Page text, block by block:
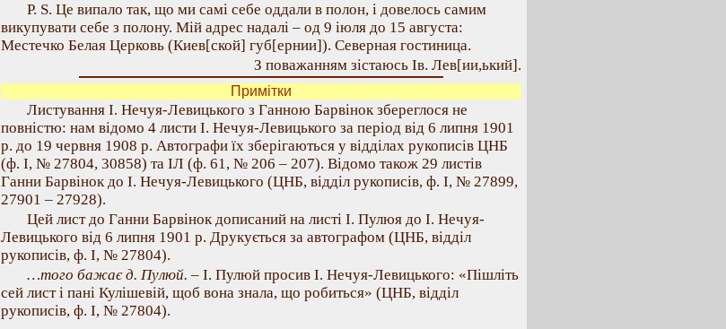
P. S. Це випало так, що ми самі себе оддали в полон, і довелось самим
викупувати себе з полону. Мій адрес надалі – од 9 іюля до 15 августа:
Местечко Белая Церковь (Киев[ской] губ[ернии]). Северная гостиница.
З поважанням зістаюсь Ів. Лев[ии,ький].
Примітки
Листування І. Нечуя-Левицького з Ганною Барвінок збереглося не
повністю: нам відомо 4 листи І. Нечуя-Левицького за період від 6 липня 1901
р. до 19 червня 1908 р. Автографи їх зберігаються у відділах рукописів ЦНБ
(ф. І, № 27804, 30858) та ІЛ (ф. 61, № 206 – 207). Відомо також 29 листів
Ганни Барвінок до І. Нечуя-Левицького (ЦНБ, відділ рукописів, ф. І, № 27899,
27901 – 27928).
Цей лист до Ганни Барвінок дописаний на листі І. Пулюя до І. Нечуя-
Левицького від 6 липня 1901 р. Друкується за автографом (ЦНБ, відділ
рукописів, ф. І, № 27804).
…того бажає д. Пулюй. – І. Пулюй просив І. Нечуя-Левицького: «Пішліть
сей лист і пані Кулішевій, щоб вона знала, що робиться» (ЦНБ, відділ
рукописів, ф. І, № 27804).